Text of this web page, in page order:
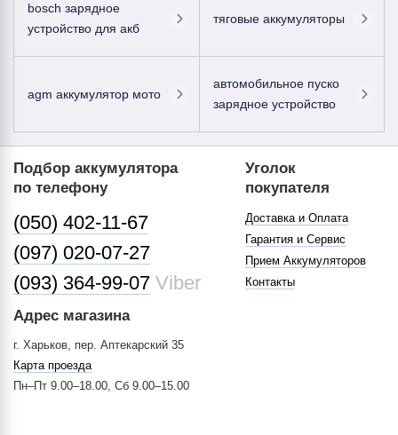
bosch зарядное
устройство для акб
тяговые аккумуляторы
agm аккумулятор мото
автомобильное пуско
зарядное устройство
Подбор аккумулятора
по телефону
(050) 402-11-67
(097) 020-07-27
(093) 364-99-07 Viber
Адрес магазина
г. Харьков, пер. Аптекарский 35
Карта проезда
Пн–Пт 9.00–18.00, Сб 9.00–15.00
Уголок
покупателя
Доставка и Оплата
Гарантия и Сервис
Прием Аккумуляторов
Контакты